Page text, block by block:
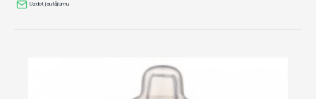
Uzdot jautājumu